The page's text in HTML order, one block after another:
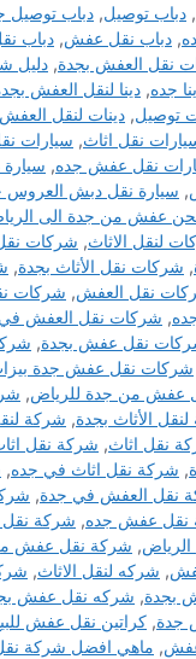
, دباب توصيل, دباب توصيل
, دباب نقل عفش, دباب
نقل العفش بجدة, دليل
جده, دينا لنقل العفش
توصيل, دينات لنقل
نقل اثاث, سيارات
نقل عفش جده,
, سيارة نقل دبش العروس
عفش من جدة الى
لنقل الاثاث, شركات
, شركات نقل الأثاث بجدة,
نقل العفش, شركات
, شركات نقل العفش
نقل عفش بجدة,
شركات نقل عفش جدة
عفش من جدة للرياض,
الأثاث بجدة, شركة
نقل اثاث, شركة نقل
, شركة نقل اثاث في جده,
نقل العفش في جدة,
نقل عفش جده, شركة
, شركة نقل عفش من
, شركه لنقل الاثاث,
بجدة, شركه نقل عفش
جدة, كراتين نقل عفش
, ماهي افضل شركة